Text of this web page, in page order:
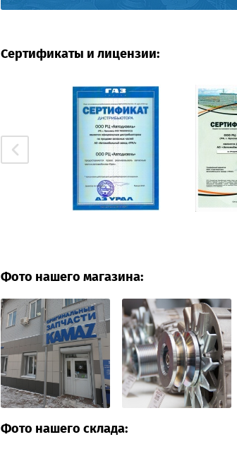
Сертификаты и лицензии:
Фото нашего магазина:
Фото нашего склада: